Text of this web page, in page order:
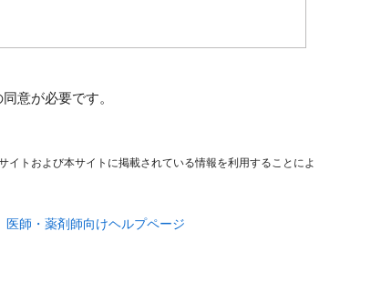
意が必要です。
トおよび本サイトに掲載されている情報を利用することによ
医師・薬剤師向けヘルプページ